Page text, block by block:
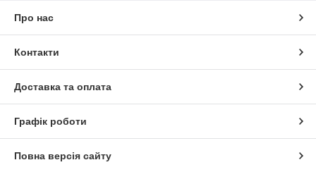
Про нас
Контакти
Доставка та оплата
Графік роботи
Повна версія сайту